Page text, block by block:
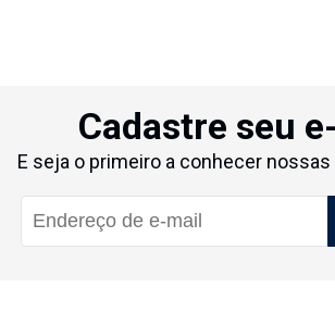
Cadastre seu
E seja o primeiro a conhecer